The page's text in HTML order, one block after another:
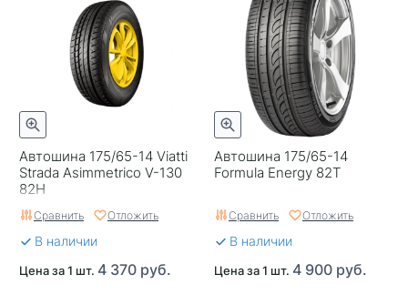
Автошина 175/65-14 Viatti
Strada Asimmetrico V-130
82H
Сравнить Отложить
В наличии
Цена за 1 шт. 4 370 руб.
Автошина 175/65-14
Formula Energy 82T
Сравнить Отложить
В наличии
Цена за 1 шт. 4 900 руб.